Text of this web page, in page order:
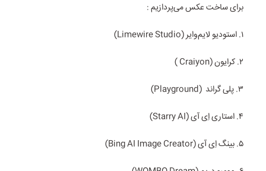
برای ساخت عکس می‌پردازیم :
۱. استودیو لایم‌وایر (Limewire Studio)
۲. کرایون (Craiyon )
۳. پلی‌ گراند (Playground)
۴. استاری‌ اِی آی (Starry AI)
۵. بینگ اِی آی (Bing AI Image Creator)